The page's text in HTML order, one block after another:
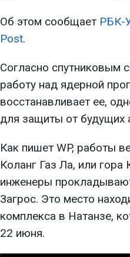
Об этом сообщает РБК-
Post.
Согласно спутниковым
работу над ядерной
восстанавливает ее,
для защиты от будущих
Как пишет WP, работы
Коланг Газ Ла, или гора
инженеры
Загрос. Это место
комплекса в Натанзе,
22 июня.